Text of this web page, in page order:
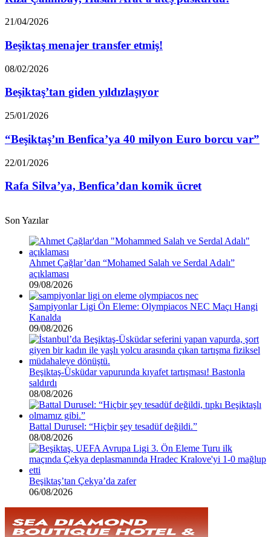
Arat’a
ateş
Beşiktaş
transfer
etmiş!
21/04/2026
Beşiktaş menajer transfer etmiş!
Beşiktaş’tan
yıldızlaşıyor
08/02/2026
Beşiktaş’tan giden yıldızlaşıyor
“Beşiktaş’ın
40
milyon
Euro
borcu
var”
25/01/2026
“Beşiktaş’ın Benfica’ya 40 milyon Euro borcu var”
Rafa
Benfica’dan
22/01/2026
Rafa Silva’ya, Benfica’dan komik ücret
Son Yazılar
Ahmet Çağlar’dan “Mohamed Salah ve Serdal Adalı”
açıklaması
09/08/2026
Şampiyonlar Ligi Ön Eleme: Olympiacos NEC Maçı Hangi
Kanalda
09/08/2026
Beşiktaş-Üsküdar vapurunda kıyafet tartışması! Bastonla
saldırdı
08/08/2026
Battal Durusel: “Hiçbir şey tesadüf değildi.”
08/08/2026
Beşiktaş’tan Çekya’da zafer
06/08/2026